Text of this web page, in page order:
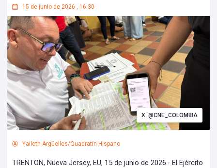
15 de junio de 2026 , 16:30
X: @CNE_COLOMBIA
Yaileth Argüelles/Quadratín Hispano
TRENTON, Nueva Jersey, EU, 15 de junio de 2026.- El Ejército